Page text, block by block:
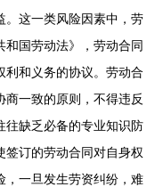
。这一类风险因素中，劳
国劳动法》，劳动合同
利和义务的协议。劳动合
商一致的原则，不得违反
往缺乏必备的专业知识防
签订的劳动合同对自身权
，一旦发生劳资纠纷，难